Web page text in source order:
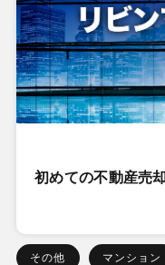
初めての不動産売
その他 マンション